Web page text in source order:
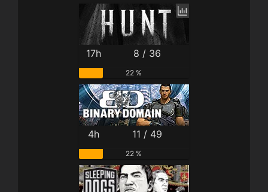
17h 8 / 36
22 %
4h 11 / 49
22 %